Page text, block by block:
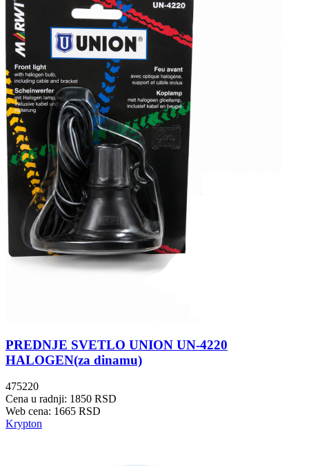
PREDNJE SVETLO UNION UN-4220
HALOGEN(za dinamu)
475220
Cena u radnji: 1850 RSD
Web cena: 1665 RSD
Krypton